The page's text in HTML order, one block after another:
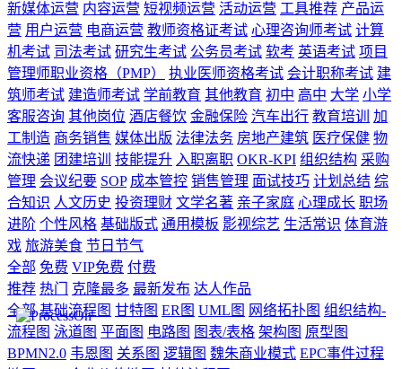
新媒体运营 内容运营 短视频运营 活动运营 工具推荐 产品运
营 用户运营 电商运营 教师资格证考试 心理咨询师考试 计算
机考试 司法考试 研究生考试 公务员考试 软考 英语考试 项目
管理师职业资格（PMP）
执业医师资格考试 会计职称考试 建
筑师考试 建造师考试 学前教育 其他教育 初中 高中 大学 小学
客服咨询 其他岗位 酒店餐饮 金融保险 汽车出行 教育培训
加
工制造 商务销售 媒体出版 法律法务 房地产建筑 医疗保健 物
流快递 团建培训 技能提升 入职离职 OKR-KPI 组织结构 采购
管理 会议纪要 SOP 成本管控 销售管理 面试技巧 计划总结 综
合知识 人文历史 投资理财 文学名著 亲子家庭 心理成长 职场
进阶 个性风格 基础版式 通用模板 影视综艺 生活常识 体育游
戏 旅游美食 节日节气
全部 免费 VIP免费 付费
推荐 热门 克隆最多 最新发布 达人作品
全部 基础流程图 甘特图 ER图 UML图 网络拓扑图 组织结构-
流程图 泳道图 平面图 电路图 图表/表格 架构图 原型图
BPMN2.0 韦恩图 关系图 逻辑图 魏朱商业模式 EPC事件过程